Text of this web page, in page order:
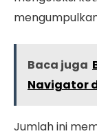
Baca juga
Navigator
Jumlah ini